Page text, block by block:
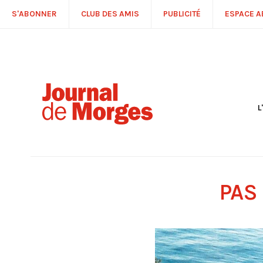
S'ABONNER CLUB DES AMIS PUBLICITÉ ESPACE